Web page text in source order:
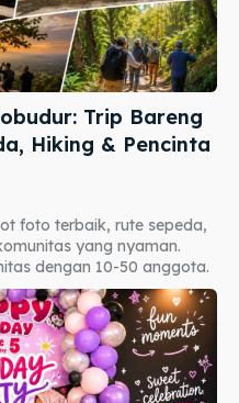
Trip Bareng
Hiking & Pencinta
foto terbaik, rute sepeda,
yang nyaman.
dengan 10-50 anggota.